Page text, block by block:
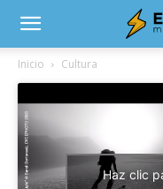
Cohete
Inicio Cultura
Haz clic